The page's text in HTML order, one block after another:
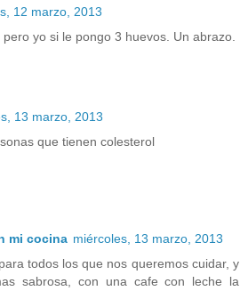
12 marzo, 2013
yo si le pongo 3 huevos. Un abrazo.
13 marzo, 2013
que tienen colesterol
mi cocina miércoles, 13 marzo, 2013
todos los que nos queremos cuidar, y
sabrosa, con una cafe con leche la